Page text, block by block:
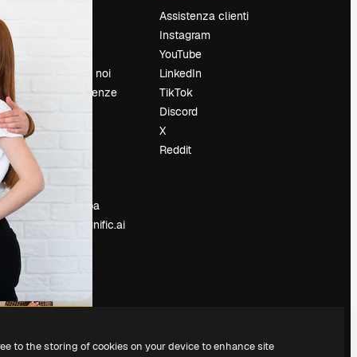
Lavora con noi
Cerca tendenze
Eventi
Slidesgo
Vendi i tuoi
contenuti
Sala stampa
Cerchi magnific.ai
Assistenza clienti
Instagram
YouTube
LinkedIn
TikTok
Discord
X
Reddit
to the storing of cookies on your device to enhance site